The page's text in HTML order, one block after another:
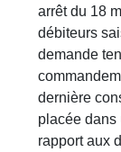
arrêt du 18
débiteurs
demande
dernière
placée dans
rapport aux